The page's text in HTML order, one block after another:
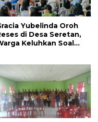
Yubelinda Oroh
di Desa Seretan,
Keluhkan Soal